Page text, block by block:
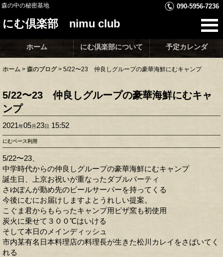
森の中の秘密基地 090-5956-7236
にむ倶楽部 nimu club
ホーム にむ倶楽部について 予定カレンダ
ホーム > 森のブログ > 5/22〜23 仲良しグループの豪華海鮮にむキャンプ
5/22〜23 仲良しグループの豪華海鮮にむキャ
ンプ
2021年05月 23日 15:52
にむベース利用
5/22〜23、
中学時代からの仲良しグループの豪華海鮮にむキャンプ
誕生日、上京お祝いが重なったダブルパーティ
さゆぽんが勤め先のビールサーバーを持ってくる
今後にむにお届けしますよとうれしい提案。
こぐま君からもらったキャンプ用ピザ窯も初使用
炭火に乗せて３００℃はいける
そして本日のメインディッシュ
市内某有名日本料理店の料理長が生きた松川カレイをさばいてく
れる